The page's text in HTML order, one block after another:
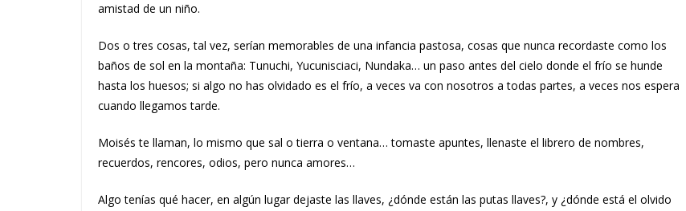
amistad de un niño.
Dos o tres cosas, tal vez, serían memorables de una infancia pastosa, cosas que nunca recordaste como los
baños de sol en la montaña: Tunuchi, Yucunisciaci, Nundaka… un paso antes del cielo donde el frío se hunde
hasta los huesos; si algo no has olvidado es el frío, a veces va con nosotros a todas partes, a veces nos espera
cuando llegamos tarde.
Moisés te llaman, lo mismo que sal o tierra o ventana… tomaste apuntes, llenaste el librero de nombres,
recuerdos, rencores, odios, pero nunca amores…
Algo tenías qué hacer, en algún lugar dejaste las llaves, ¿dónde están las putas llaves?, y ¿dónde está el olvido